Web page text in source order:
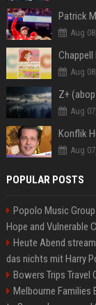
Aug
Aug
Aug
Konflik
Aug
POPULAR POSTS
Popolo Music
Hope and Vulnerable
Heute Abend
das nichts mit Harry
Bowers Trips Travel
Melbourne Families